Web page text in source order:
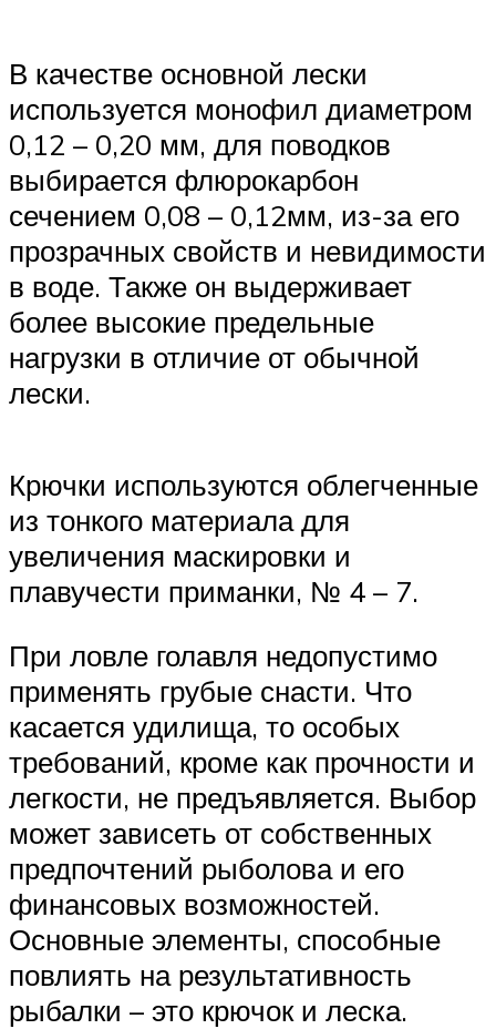
В качестве основной лески
используется монофил диаметром
0,12 – 0,20 мм, для поводков
выбирается флюрокарбон
сечением 0,08 – 0,12мм, из-за его
прозрачных свойств и невидимости
в воде. Также он выдерживает
более высокие предельные
нагрузки в отличие от обычной
лески.
Крючки используются облегченные
из тонкого материала для
увеличения маскировки и
плавучести приманки, № 4 – 7.
При ловле голавля недопустимо
применять грубые снасти. Что
касается удилища, то особых
требований, кроме как прочности и
легкости, не предъявляется. Выбор
может зависеть от собственных
предпочтений рыболова и его
финансовых возможностей.
Основные элементы, способные
повлиять на результативность
рыбалки – это крючок и леска.